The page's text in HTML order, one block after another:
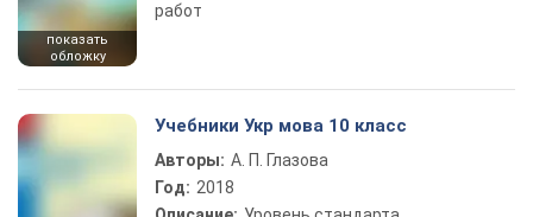
показать
обложку
работ
Учебники Укр мова 10 класс
Авторы: А. П. Глазова
Год: 2018